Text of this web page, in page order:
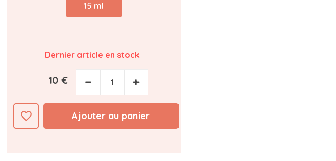
15 ml
Dernier article en stock
10 € − +
favorite_border Ajouter au panier